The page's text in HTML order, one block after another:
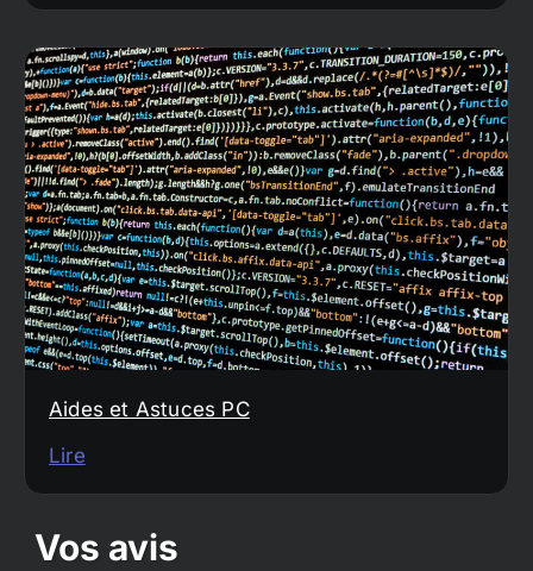
Aides et Astuces PC
Lire
Vos avis